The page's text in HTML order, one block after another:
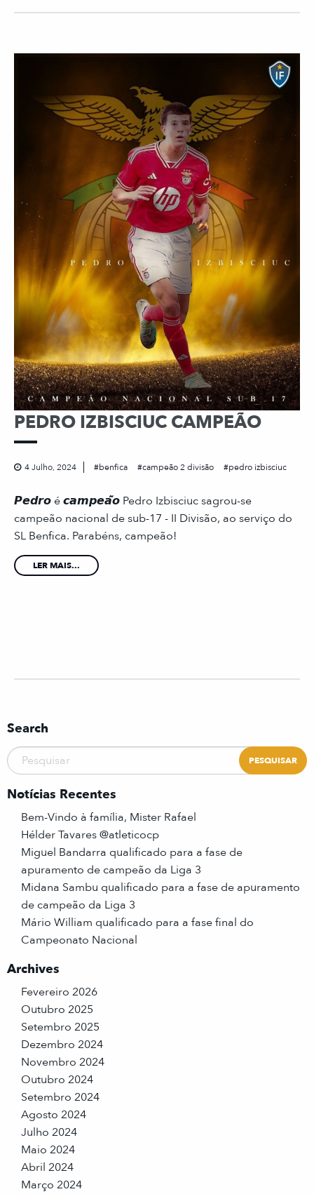
PEDRO IZBISCIUC CAMPEÃO
4 Julho, 2024 benfica campeão 2 divisão pedro izbisciuc
𝙋𝙚𝙙𝙧𝙤 é 𝙘𝙖𝙢𝙥𝙚𝙖̃𝙤 Pedro Izbisciuc sagrou-se
campeão nacional de sub-17 - II Divisão, ao serviço do
SL Benfica. Parabéns, campeão!
LER MAIS...
Search
Notícias Recentes
Bem-Vindo à família, Mister Rafael
Hélder Tavares @atleticocp
Miguel Bandarra qualificado para a fase de
apuramento de campeão da Liga 3
Midana Sambu qualificado para a fase de apuramento
de campeão da Liga 3
Mário William qualificado para a fase final do
Campeonato Nacional
Archives
Fevereiro 2026
Outubro 2025
Setembro 2025
Dezembro 2024
Novembro 2024
Outubro 2024
Setembro 2024
Agosto 2024
Julho 2024
Maio 2024
Abril 2024
Março 2024